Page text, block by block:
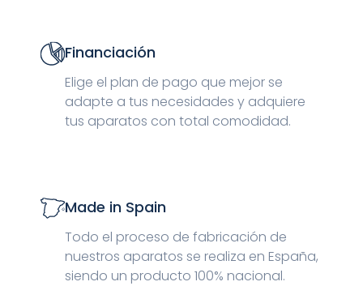
Financiación
Elige el plan de pago que mejor se
adapte a tus necesidades y adquiere
tus aparatos con total comodidad.
Made in Spain
Todo el proceso de fabricación de
nuestros aparatos se realiza en España,
siendo un producto 100% nacional.